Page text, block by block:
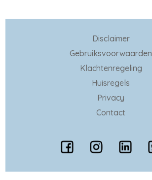
Disclaimer
Gebruiksvoorwaarden
Klachtenregeling
Huisregels
Privacy
Contact